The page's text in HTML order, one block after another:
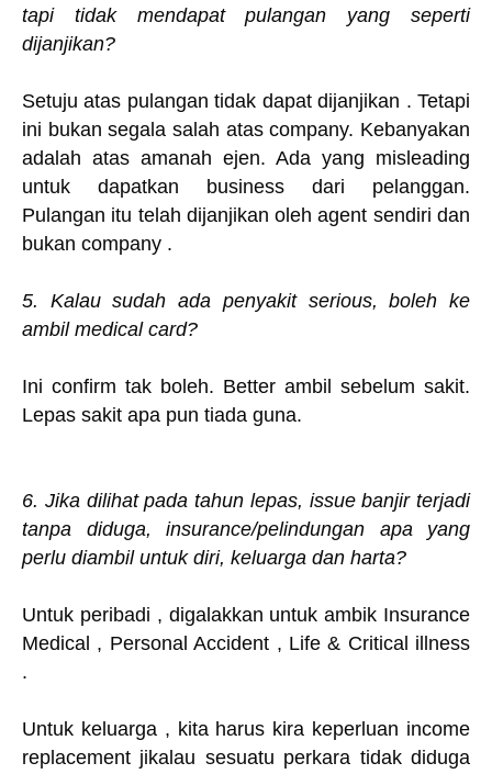
tapi tidak mendapat pulangan yang seperti
dijanjikan?
Setuju atas pulangan tidak dapat dijanjikan . Tetapi
ini bukan segala salah atas company. Kebanyakan
adalah atas amanah ejen. Ada yang misleading
untuk dapatkan business dari pelanggan.
Pulangan itu telah dijanjikan oleh agent sendiri dan
bukan company .
5. Kalau sudah ada penyakit serious, boleh ke
ambil medical card?
Ini confirm tak boleh. Better ambil sebelum sakit.
Lepas sakit apa pun tiada guna.
6. Jika dilihat pada tahun lepas, issue banjir terjadi
tanpa diduga, insurance/pelindungan apa yang
perlu diambil untuk diri, keluarga dan harta?
Untuk peribadi , digalakkan untuk ambik Insurance
Medical , Personal Accident , Life & Critical illness
.
Untuk keluarga , kita harus kira keperluan income
replacement jikalau sesuatu perkara tidak diduga